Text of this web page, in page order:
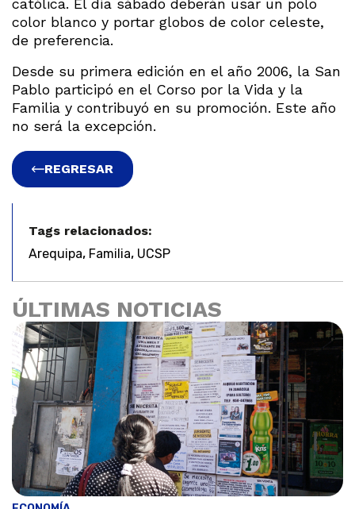
católica. El día sábado deberán usar un polo
color blanco y portar globos de color celeste,
de preferencia.
Desde su primera edición en el año 2006, la San
Pablo participó en el Corso por la Vida y la
Familia y contribuyó en su promoción. Este año
no será la excepción.
REGRESAR
Tags relacionados:
Arequipa, Familia, UCSP
ÚLTIMAS NOTICIAS